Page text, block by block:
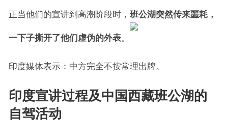
正当他们的宣讲到高潮阶段时， 班公湖突然传来噩耗，
一下子撕开了他们虚伪的外表。
印度媒体表示：中方完全不按常理出牌。
印度宣讲过程及中国西藏班公湖的
自驾活动